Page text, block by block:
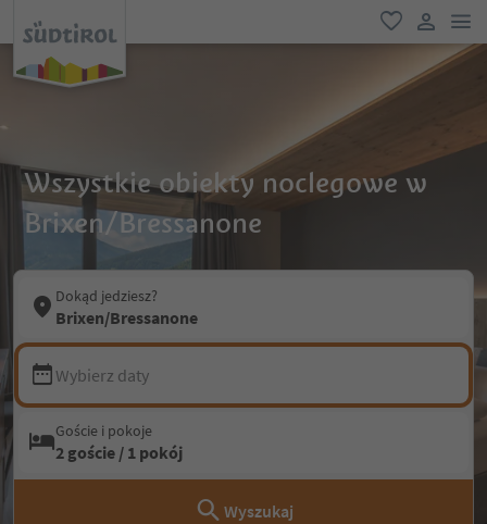
ulubione
link
Wszystkie obiekty noclegowe w
Brixen/Bressanone
Dokąd jedziesz?
Brixen/Bressanone
Wybierz daty
Goście i pokoje
2 goście / 1 pokój
Wyszukaj